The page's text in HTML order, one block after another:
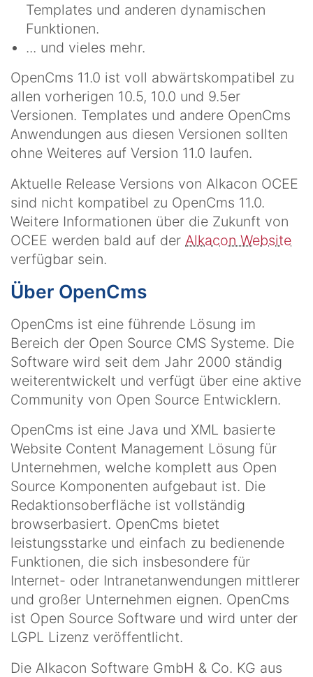
Templates und anderen dynamischen
Funktionen.
... und vieles mehr.
OpenCms 11.0 ist voll abwärtskompatibel zu
allen vorherigen 10.5, 10.0 und 9.5er
Versionen. Templates und andere OpenCms
Anwendungen aus diesen Versionen sollten
ohne Weiteres auf Version 11.0 laufen.
Aktuelle Release Versions von Alkacon OCEE
sind nicht kompatibel zu OpenCms 11.0.
Weitere Informationen über die Zukunft von
OCEE werden bald auf der Alkacon Website
verfügbar sein.
Über OpenCms
OpenCms ist eine führende Lösung im
Bereich der Open Source CMS Systeme. Die
Software wird seit dem Jahr 2000 ständig
weiterentwickelt und verfügt über eine aktive
Community von Open Source Entwicklern.
OpenCms ist eine Java und XML basierte
Website Content Management Lösung für
Unternehmen, welche komplett aus Open
Source Komponenten aufgebaut ist. Die
Redaktionsoberfläche ist vollständig
browserbasiert. OpenCms bietet
leistungsstarke und einfach zu bedienende
Funktionen, die sich insbesondere für
Internet- oder Intranetanwendungen mittlerer
und großer Unternehmen eignen. OpenCms
ist Open Source Software und wird unter der
LGPL Lizenz veröffentlicht.
Die Alkacon Software GmbH & Co. KG aus